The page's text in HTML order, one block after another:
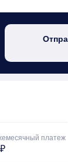
платеж